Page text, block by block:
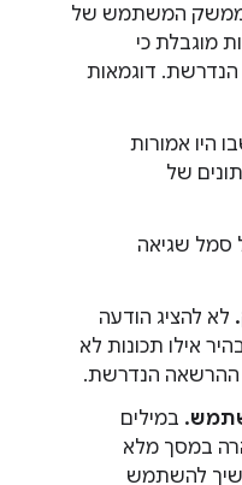
בממשק המשתמש של
מוגבלת כי
דוגמאות
היו אמורות
של
סמל שגיאה
לא להציג הודעה
אילו תכונות לא
ההרשאה הנדרשת.
במילים
במסך מלא
להשתמש